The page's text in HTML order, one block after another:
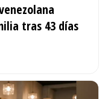
tras 43 días